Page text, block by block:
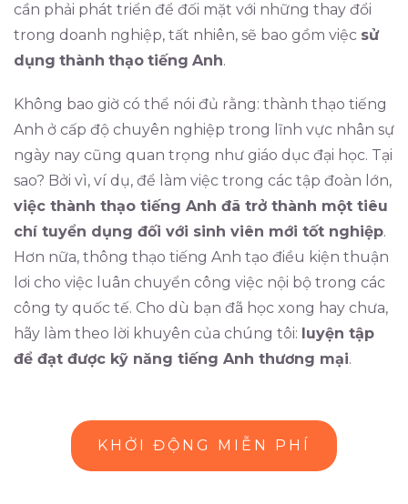
cần phải phát triển để đối mặt với những thay đổi
trong doanh nghiệp, tất nhiên, sẽ bao gồm việc sử
dụng thành thạo tiếng Anh.
Không bao giờ có thể nói đủ rằng: thành thạo tiếng
Anh ở cấp độ chuyên nghiệp trong lĩnh vực nhân sự
ngày nay cũng quan trọng như giáo dục đại học. Tại
sao? Bởi vì, ví dụ, để làm việc trong các tập đoàn lớn,
việc thành thạo tiếng Anh đã trở thành một tiêu
chí tuyển dụng đối với sinh viên mới tốt nghiệp.
Hơn nữa, thông thạo tiếng Anh tạo điều kiện thuận
lơi cho việc luân chuyển công việc nội bộ trong các
công ty quốc tế. Cho dù bạn đã học xong hay chưa,
hãy làm theo lời khuyên của chúng tôi: luyện tập
để đạt được kỹ năng tiếng Anh thương mại.
KHỞI ĐỘNG MIỄN PHÍ